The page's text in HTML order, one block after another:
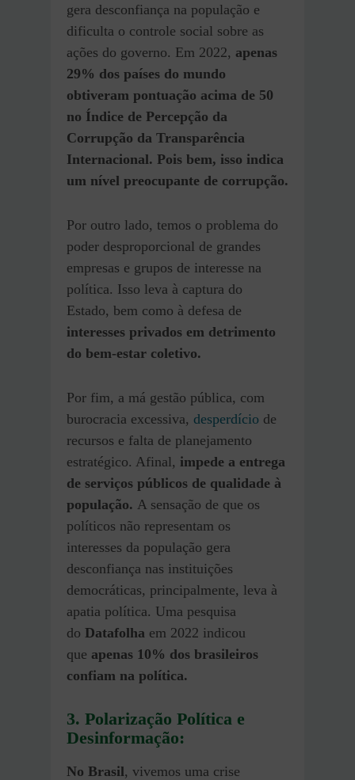
gera desconfiança na população e
dificulta o controle social sobre as
ações do governo. Em 2022, apenas
29% dos países do mundo
obtiveram pontuação acima de 50
no Índice de Percepção da
Corrupção da Transparência
Internacional. Pois bem, isso indica
um nível preocupante de corrupção.
Por outro lado, temos o problema do
poder desproporcional de grandes
empresas e grupos de interesse na
política. Isso leva à captura do
Estado, bem como à defesa de
interesses privados em detrimento
do bem-estar coletivo.
Por fim, a má gestão pública, com
burocracia excessiva, desperdício de
recursos e falta de planejamento
estratégico. Afinal, impede a entrega
de serviços públicos de qualidade à
população. A sensação de que os
políticos não representam os
interesses da população gera
desconfiança nas instituições
democráticas, principalmente, leva à
apatia política. Uma pesquisa
do Datafolha em 2022 indicou
que apenas 10% dos brasileiros
confiam na política.
3. Polarização Política e
Desinformação:
No Brasil, vivemos uma crise